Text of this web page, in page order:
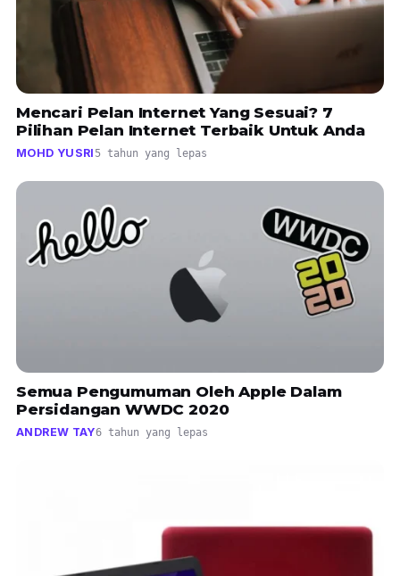
Mencari Pelan Internet Yang Sesuai? 7
Pilihan Pelan Internet Terbaik Untuk Anda
MOHD YUSRI 5 tahun yang lepas
Semua Pengumuman Oleh Apple Dalam
Persidangan WWDC 2020
ANDREW TAY6 tahun yang lepas